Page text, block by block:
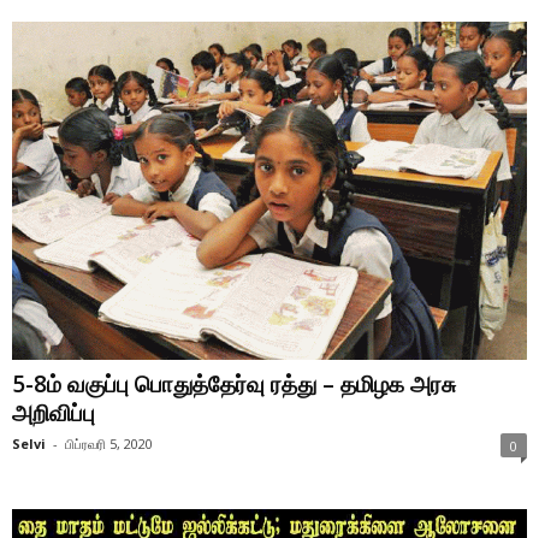
5-8ம் வகுப்பு பொதுத்தேர்வு ரத்து – தமிழக அரசு
அறிவிப்பு
Selvi - பிப்ரவரி 5, 2020 0